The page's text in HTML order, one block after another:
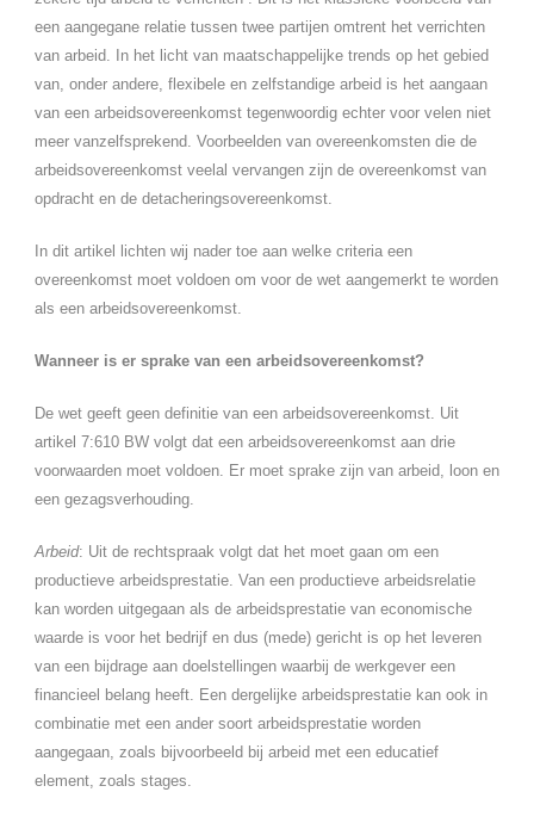
een aangegane relatie tussen twee partijen omtrent het verrichten
van arbeid. In het licht van maatschappelijke trends op het gebied
van, onder andere, flexibele en zelfstandige arbeid is het aangaan
van een arbeidsovereenkomst tegenwoordig echter voor velen niet
meer vanzelfsprekend. Voorbeelden van overeenkomsten die de
arbeidsovereenkomst veelal vervangen zijn de overeenkomst van
opdracht en de detacheringsovereenkomst.
In dit artikel lichten wij nader toe aan welke criteria een
overeenkomst moet voldoen om voor de wet aangemerkt te worden
als een arbeidsovereenkomst.
Wanneer is er sprake van een arbeidsovereenkomst?
De wet geeft geen definitie van een arbeidsovereenkomst. Uit
artikel 7:610 BW volgt dat een arbeidsovereenkomst aan drie
voorwaarden moet voldoen. Er moet sprake zijn van arbeid, loon en
een gezagsverhouding.
Arbeid: Uit de rechtspraak volgt dat het moet gaan om een
productieve arbeidsprestatie. Van een productieve arbeidsrelatie
kan worden uitgegaan als de arbeidsprestatie van economische
waarde is voor het bedrijf en dus (mede) gericht is op het leveren
van een bijdrage aan doelstellingen waarbij de werkgever een
financieel belang heeft. Een dergelijke arbeidsprestatie kan ook in
combinatie met een ander soort arbeidsprestatie worden
aangegaan, zoals bijvoorbeeld bij arbeid met een educatief
element, zoals stages.